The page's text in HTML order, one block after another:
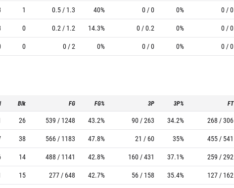
1 0.5 / 1.3 40% 0 / 0 0% 0 / 0
0 0.2 / 1.2 14.3% 0 / 0.2 0% 0 / 0
0 0 / 2 0% 0 / 0 0% 0 / 0
Blk FG FG% 3P 3P% FT
26 539 / 1248 43.2% 90 / 263 34.2% 268 / 306
38 566 / 1183 47.8% 21 / 60 35% 455 / 541
14 488 / 1141 42.8% 160 / 431 37.1% 259 / 292
15 277 / 648 42.7% 56 / 158 35.4% 127 / 162